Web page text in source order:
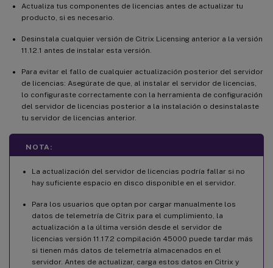
Actualiza tus componentes de licencias antes de actualizar tu
producto, si es necesario.
Desinstala cualquier versión de Citrix Licensing anterior a la versión
11.12.1 antes de instalar esta versión.
Para evitar el fallo de cualquier actualización posterior del servidor
de licencias: Asegúrate de que, al instalar el servidor de licencias,
lo configuraste correctamente con la herramienta de configuración
del servidor de licencias posterior a la instalación o desinstalaste
tu servidor de licencias anterior.
NOTA:
La actualización del servidor de licencias podría fallar si no
hay suficiente espacio en disco disponible en el servidor.
Para los usuarios que optan por cargar manualmente los
datos de telemetría de Citrix para el cumplimiento, la
actualización a la última versión desde el servidor de
licencias versión 11.17.2 compilación 45000 puede tardar más
si tienen más datos de telemetría almacenados en el
servidor. Antes de actualizar, carga estos datos en Citrix y